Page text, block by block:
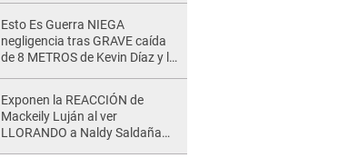
Esto Es Guerra NIEGA
negligencia tras GRAVE caída
de 8 METROS de Kevin Díaz y lo
Exponen la REACCIÓN de
Mackeily Luján al ver
LLORANDO a Naldy Saldaña